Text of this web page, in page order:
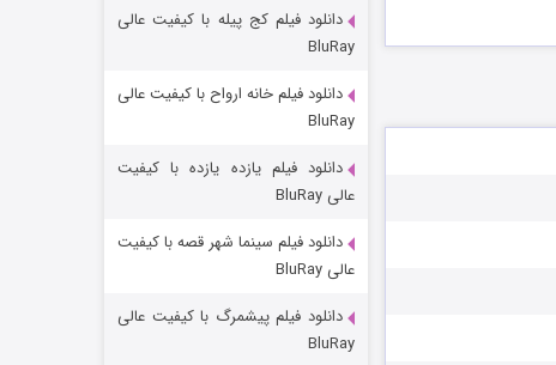
خاندان اژدها فصل ۳
دانلود فیلم کج‌ پیله با کیفیت عالی
BluRay
دانلود فیلم خانه ارواح با کیفیت عالی
BluRay
دانلود فیلم یازده یازده با کیفیت
عالی BluRay
دانلود فیلم سینما شهر قصه با کیفیت
عالی BluRay
دانلود فیلم پیشمرگ با کیفیت عالی
BluRay